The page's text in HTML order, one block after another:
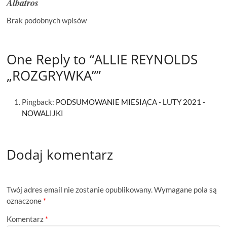
Brak podobnych wpisów
One Reply to “ALLIE REYNOLDS
„ROZGRYWKA””
Pingback: PODSUMOWANIE MIESIĄCA - LUTY 2021 -
NOWALIJKI
Dodaj komentarz
Twój adres email nie zostanie opublikowany.Wymagane pola są
oznaczone *
Komentarz *